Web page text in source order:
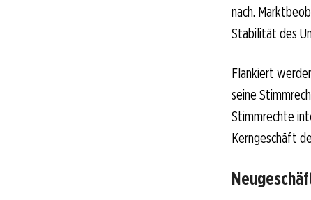
nach.
Stabilität des
Flankiert
seine
Stimmrechte
Kerngeschäft